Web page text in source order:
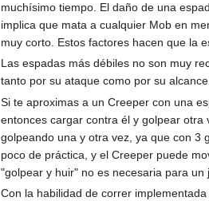
muchísimo tiempo. El daño de una
implica que mata a cualquier Mob en
muy corto. Estos factores hacen que la
Las espadas más débiles no son muy
tanto por su ataque como por su
Si te aproximas a un Creeper con una
entonces cargar contra él y golpear
golpeando una y otra vez, ya que con 3
poco de práctica, y el Creeper puede
"golpear y huir" no es necesaria para
Con la habilidad de correr